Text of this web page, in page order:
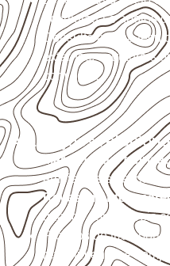
acumulada e apoios
Consulte a ficha
externas, estruturais
com água.
Aplicações
Marcenaria e
ambientes sujeitos à
Revestimentos,
quando compatíveis
Projetos de
revestimentos e